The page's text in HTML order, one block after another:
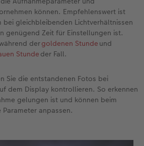
können. Empfehlenswert ist
gleichbleibenden Lichtverhältnissen
genügend Zeit für Einstellungen ist.
dergoldenen Stunde und
Stunde der Fall.
Sie die entstandenen Fotos bei
dem Display kontrollieren. So erkennen
gelungen ist und können beim
anpassen.